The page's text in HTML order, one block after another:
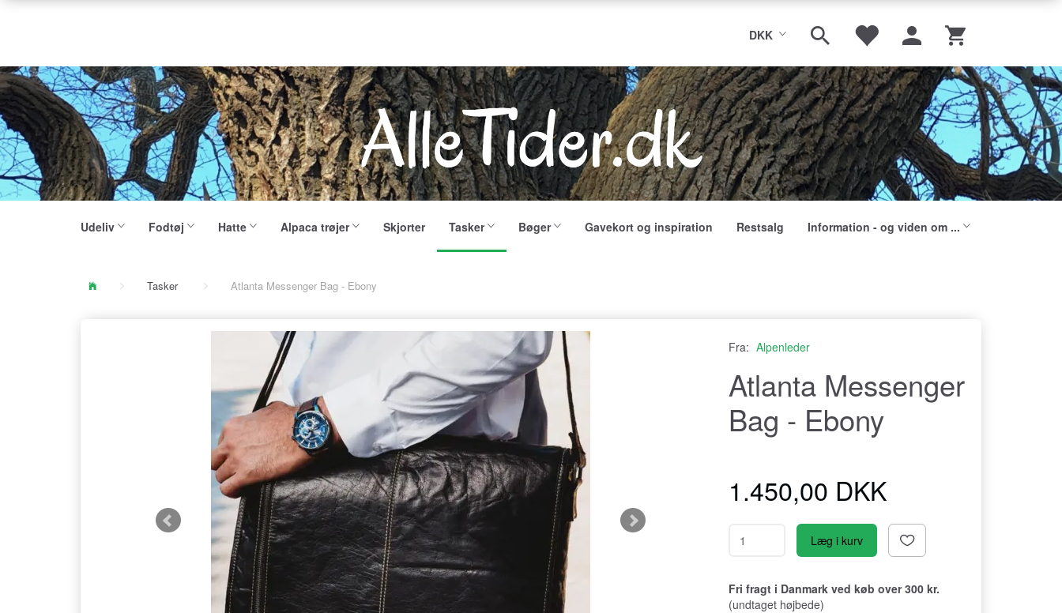
DKK
Udeliv Fodtøj Hatte Alpaca trøjer Skjorter Tasker Bøger Gavekort og inspiration Restsalg Information - og viden om ...
Tasker Atlanta Messenger Bag - Ebony
Fra: Alpenleder
Atlanta Messenger
Bag - Ebony
1.450,00 DKK
Læg i kurv
Fri fragt i Danmark ved køb over 300 kr.
(undtaget højbede)